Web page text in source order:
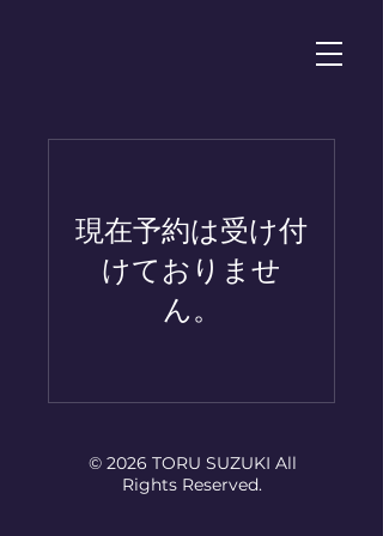
現在予約は受け付
けておりませ
ん。
© 2026 TORU SUZUKI All
Rights Reserved.